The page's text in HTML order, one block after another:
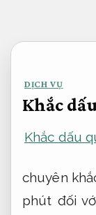
dungDỊCH VỤ
Khắc
Khắc dấu
chuyên
phút đối